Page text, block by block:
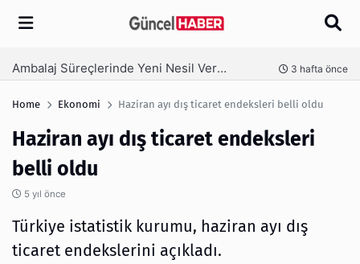
Arama
Ambalaj Süreçlerinde Yeni Nesil Verimliliği Olimpack ile Yakalayın 3 hafta önce
Home Ekonomi Haziran ayı dış ticaret endeksleri belli oldu
Haziran ayı dış ticaret endeksleri
belli oldu
5 yıl önce
Türkiye istatistik kurumu, haziran ayı dış
ticaret endekslerini açıkladı.